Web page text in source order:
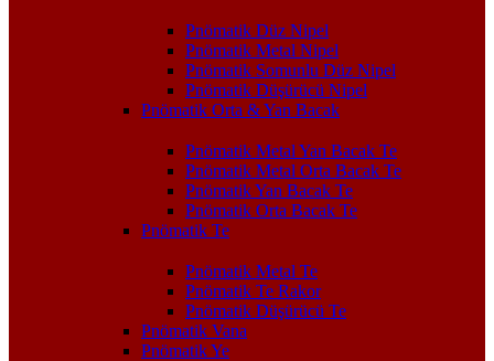
Pnömatik Düz Nipel
Pnömatik Metal Nipel
Pnömatik Somunlu Düz Nipel
Pnömatik Düşürücü Nipel
Pnömatik Orta & Yan Bacak
Pnömatik Metal Yan Bacak Te
Pnömatik Metal Orta Bacak Te
Pnömatik Yan Bacak Te
Pnömatik Orta Bacak Te
Pnömatik Te
Pnömatik Metal Te
Pnömatik Te Rakor
Pnömatik Düşürücü Te
Pnömatik Vana
Pnömatik Ye